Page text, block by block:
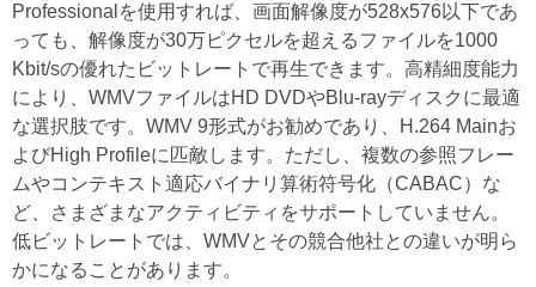
Professionalを使用すれば、画面解像度が528x576以下であ
っても、解像度が30万ピクセルを超えるファイルを1000
Kbit/sの優れたビットレートで再生できます。高精細度能力
により、WMVファイルはHD DVDやBlu-rayディスクに最適
な選択肢です。WMV 9形式がお勧めであり、H.264 Mainお
よびHigh Profileに匹敵します。ただし、複数の参照フレー
ムやコンテキスト適応バイナリ算術符号化（CABAC）な
ど、さまざまなアクティビティをサポートしていません。
低ビットレートでは、WMVとその競合他社との違いが明ら
かになることがあります。